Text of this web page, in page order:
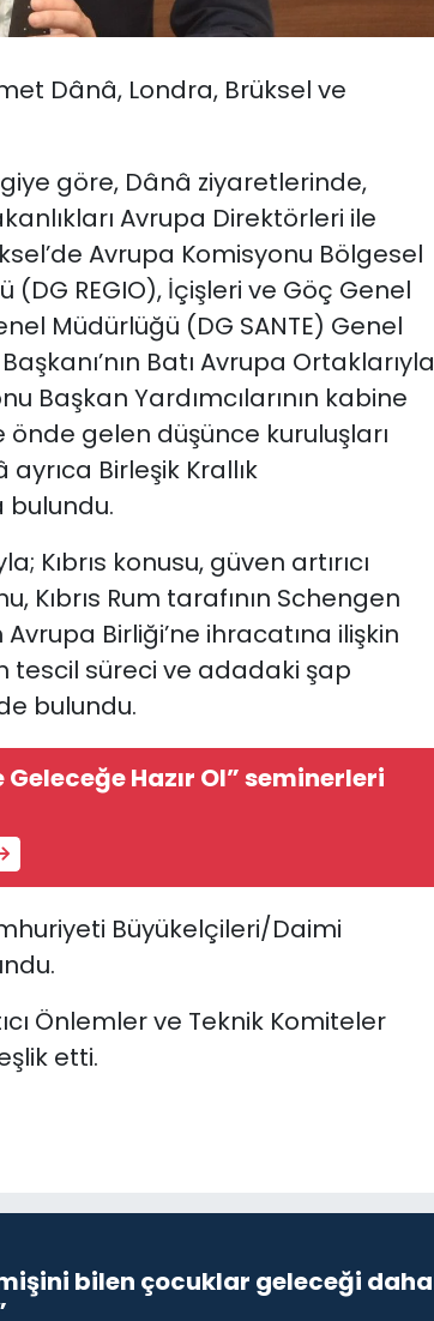
Dânâ, Londra, Brüksel ve
göre, Dânâ ziyaretlerinde,
Avrupa Direktörleri ile
Avrupa Komisyonu Bölgesel
REGIO), İçişleri ve Göç Genel
Müdürlüğü (DG SANTE) Genel
Batı Avrupa Ortaklarıyla
Başkan Yardımcılarının kabine
gelen düşünce kuruluşları
Birleşik Krallık
konusu, güven artırıcı
Kıbrıs Rum tarafının Schengen
Birliği’ne ihracatına ilişkin
tescil süreci ve adadaki şap
bulundu.
Hazır Ol” seminerleri
Büyükelçileri/Daimi
Önlemler ve Teknik Komiteler
etti.
bilen çocuklar geleceği daha